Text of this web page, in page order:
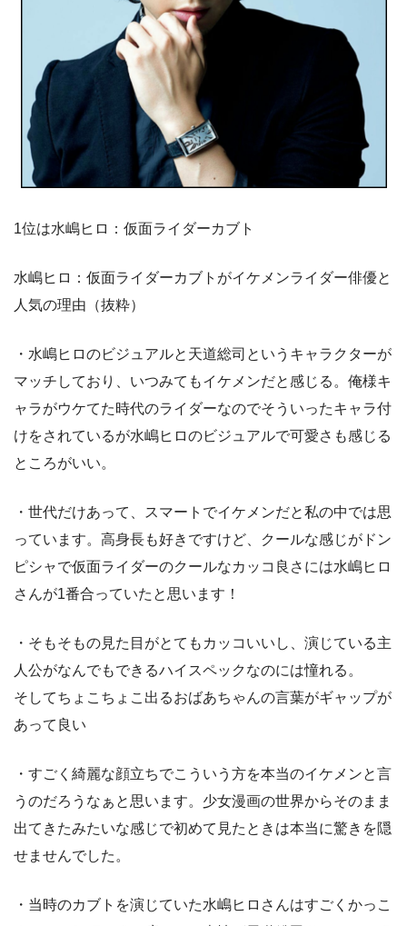
1位は水嶋ヒロ：仮面ライダーカブト
水嶋ヒロ：仮面ライダーカブトがイケメンライダー俳優と
人気の理由（抜粋）
・水嶋ヒロのビジュアルと天道総司というキャラクターが
マッチしており、いつみてもイケメンだと感じる。俺様キ
ャラがウケてた時代のライダーなのでそういったキャラ付
けをされているが水嶋ヒロのビジュアルで可愛さも感じる
ところがいい。
・世代だけあって、スマートでイケメンだと私の中では思
っています。高身長も好きですけど、クールな感じがドン
ピシャで仮面ライダーのクールなカッコ良さには水嶋ヒロ
さんが1番合っていたと思います！
・そもそもの見た目がとてもカッコいいし、演じている主
人公がなんでもできるハイスペックなのには憧れる。
そしてちょこちょこ出るおばあちゃんの言葉がギャップが
あって良い
・すごく綺麗な顔立ちでこういう方を本当のイケメンと言
うのだろうなぁと思います。少女漫画の世界からそのまま
出てきたみたいな感じで初めて見たときは本当に驚きを隠
せませんでした。
・当時のカブトを演じていた水嶋ヒロさんはすごくかっこ